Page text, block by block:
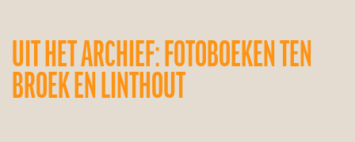
UIT HET ARCHIEF: FOTOBOEKEN TEN
BROEK EN LINTHOUT